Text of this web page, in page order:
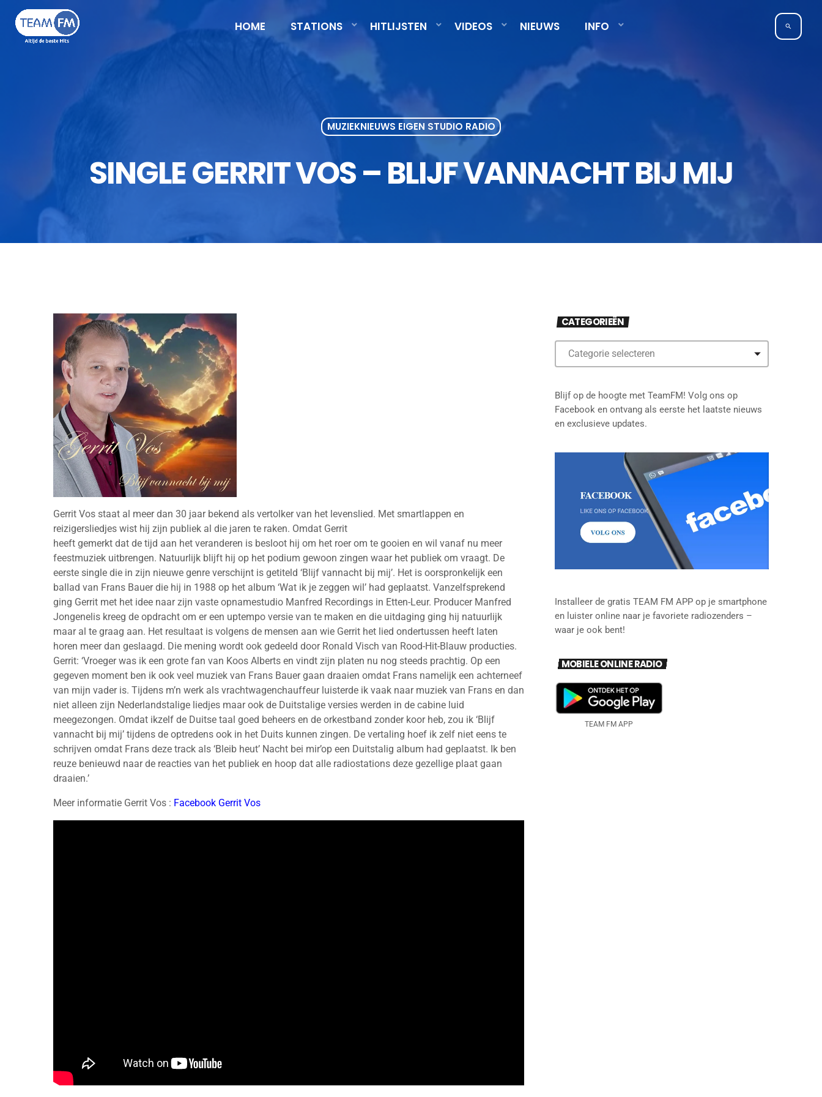
HOME STATIONS HITLIJSTEN VIDEOS NIEUWS INFO search
MUZIEKNIEUWS EIGEN STUDIO RADIO
SINGLE GERRIT VOS – BLIJF VANNACHT BIJ MIJ
Gerrit Vos staat al meer dan 30 jaar bekend als vertolker van het levenslied. Met smartlappen en
reizigersliedjes wist hij zijn publiek al die jaren te raken. Omdat Gerrit
heeft gemerkt dat de tijd aan het veranderen is besloot hij om het roer om te gooien en wil vanaf nu meer
feestmuziek uitbrengen. Natuurlijk blijft hij op het podium gewoon zingen waar het publiek om vraagt. De
eerste single die in zijn nieuwe genre verschijnt is getiteld ‘Blijf vannacht bij mij’. Het is oorspronkelijk een
ballad van Frans Bauer die hij in 1988 op het album ‘Wat ik je zeggen wil’ had geplaatst. Vanzelfsprekend
ging Gerrit met het idee naar zijn vaste opnamestudio Manfred Recordings in Etten-Leur. Producer Manfred
Jongenelis kreeg de opdracht om er een uptempo versie van te maken en die uitdaging ging hij natuurlijk
maar al te graag aan. Het resultaat is volgens de mensen aan wie Gerrit het lied ondertussen heeft laten
horen meer dan geslaagd. Die mening wordt ook gedeeld door Ronald Visch van Rood-Hit-Blauw producties.
Gerrit: ‘Vroeger was ik een grote fan van Koos Alberts en vindt zijn platen nu nog steeds prachtig. Op een
gegeven moment ben ik ook veel muziek van Frans Bauer gaan draaien omdat Frans namelijk een achterneef
van mijn vader is. Tijdens m’n werk als vrachtwagenchauffeur luisterde ik vaak naar muziek van Frans en dan
niet alleen zijn Nederlandstalige liedjes maar ook de Duitstalige versies werden in de cabine luid
meegezongen. Omdat ikzelf de Duitse taal goed beheers en de orkestband zonder koor heb, zou ik ‘Blijf
vannacht bij mij’ tijdens de optredens ook in het Duits kunnen zingen. De vertaling hoef ik zelf niet eens te
schrijven omdat Frans deze track als ‘Bleib heut’ Nacht bei mir’op een Duitstalig album had geplaatst. Ik ben
reuze benieuwd naar de reacties van het publiek en hoop dat alle radiostations deze gezellige plaat gaan
draaien.’
Meer informatie Gerrit Vos : Facebook Gerrit Vos
CATEGORIEËN
Blijf op de hoogte met TeamFM! Volg ons op
Facebook en ontvang als eerste het laatste nieuws
en exclusieve updates.
Installeer de gratis TEAM FM APP op je smartphone
en luister online naar je favoriete radiozenders –
waar je ook bent!
MOBIELE ONLINE RADIO
TEAM FM APP